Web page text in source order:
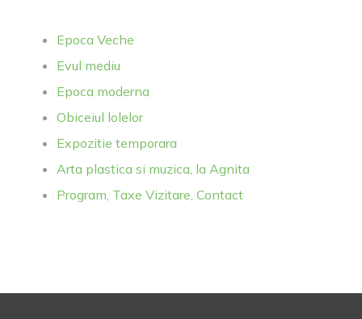
Epoca Veche
Evul mediu
Epoca moderna
Obiceiul lolelor
Expozitie temporara
Arta plastica si muzica, la Agnita
Program, Taxe Vizitare, Contact